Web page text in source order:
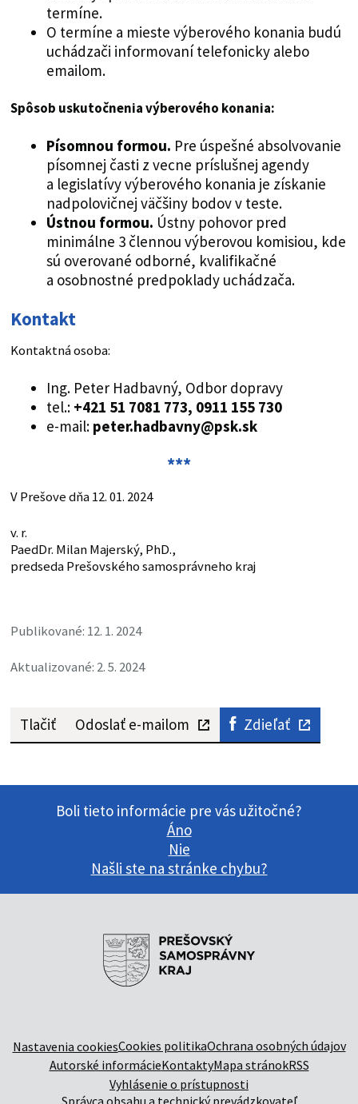
termíne.
O termíne a mieste výberového konania budú
uchádzači informovaní telefonicky alebo
emailom.
Spôsob uskutočnenia výberového konania:
Písomnou formou. Pre úspešné absolvovanie
písomnej časti z vecne príslušnej agendy
a legislatívy výberového konania je získanie
nadpolovičnej väčšiny bodov v teste.
Ústnou formou. Ústny pohovor pred
minimálne 3 člennou výberovou komisiou, kde
sú overované odborné, kvalifikačné
a osobnostné predpoklady uchádzača.
Kontakt
Kontaktná osoba:
Ing. Peter Hadbavný, Odbor dopravy
tel.: +421 51 7081 773, 0911 155 730
e-mail: peter.hadbavny@psk.sk
***
V Prešove dňa 12. 01. 2024
v. r.
PaedDr. Milan Majerský, PhD.,
predseda Prešovského samosprávneho kraj
Publikované: 12. 1. 2024
Aktualizované: 2. 5. 2024
Tlačiť Odoslať e-mailom Zdieľať
Boli tieto informácie pre vás užitočné?
Áno
Nie
Našli ste na stránke chybu?
Nastavenia cookiesCookies politikaOchrana osobných údajov
Autorské informácieKontaktyMapa stránokRSS
Vyhlásenie o prístupnosti